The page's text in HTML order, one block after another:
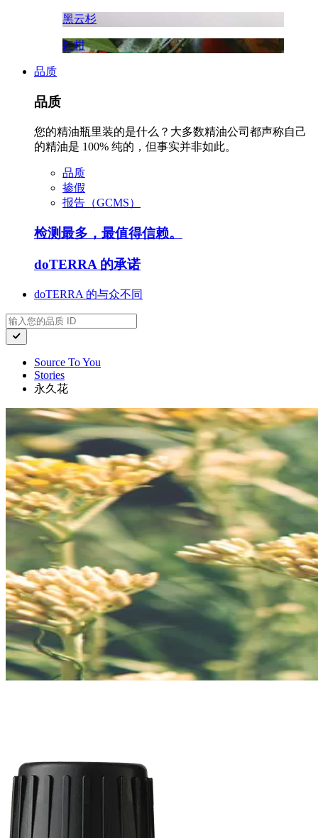
黑云杉
红柑
品质
品质
您的精油瓶里装的是什么？大多数精油公司都声称自己
的精油是 100% 纯的，但事实并非如此。
品质
掺假
报告（GCMS）
检测最多，最值得信赖。
doTERRA 的承诺
doTERRA 的与众不同
Source To You
Stories
永久花